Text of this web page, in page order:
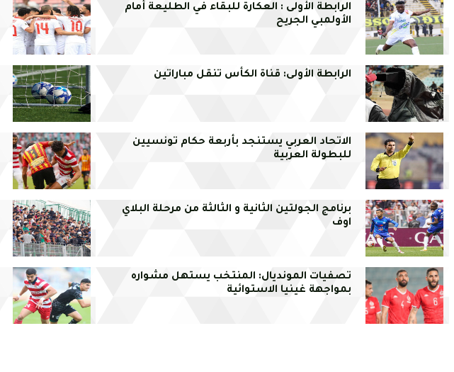
الرابطة الأولى : العكارة للبقاء في الطليعة أمام
الأولمبي الجريح
الرابطة الأولى: قناة الكأس تنقل مباراتين
الاتحاد العربي يستنجد بأربعة حكام تونسيين
للبطولة العربية
برنامج الجولتين الثانية و الثالثة من مرحلة البلاي
اوف
تصفيات المونديال: المنتخب يستهل مشواره
بمواجهة غينيا الاستوائية